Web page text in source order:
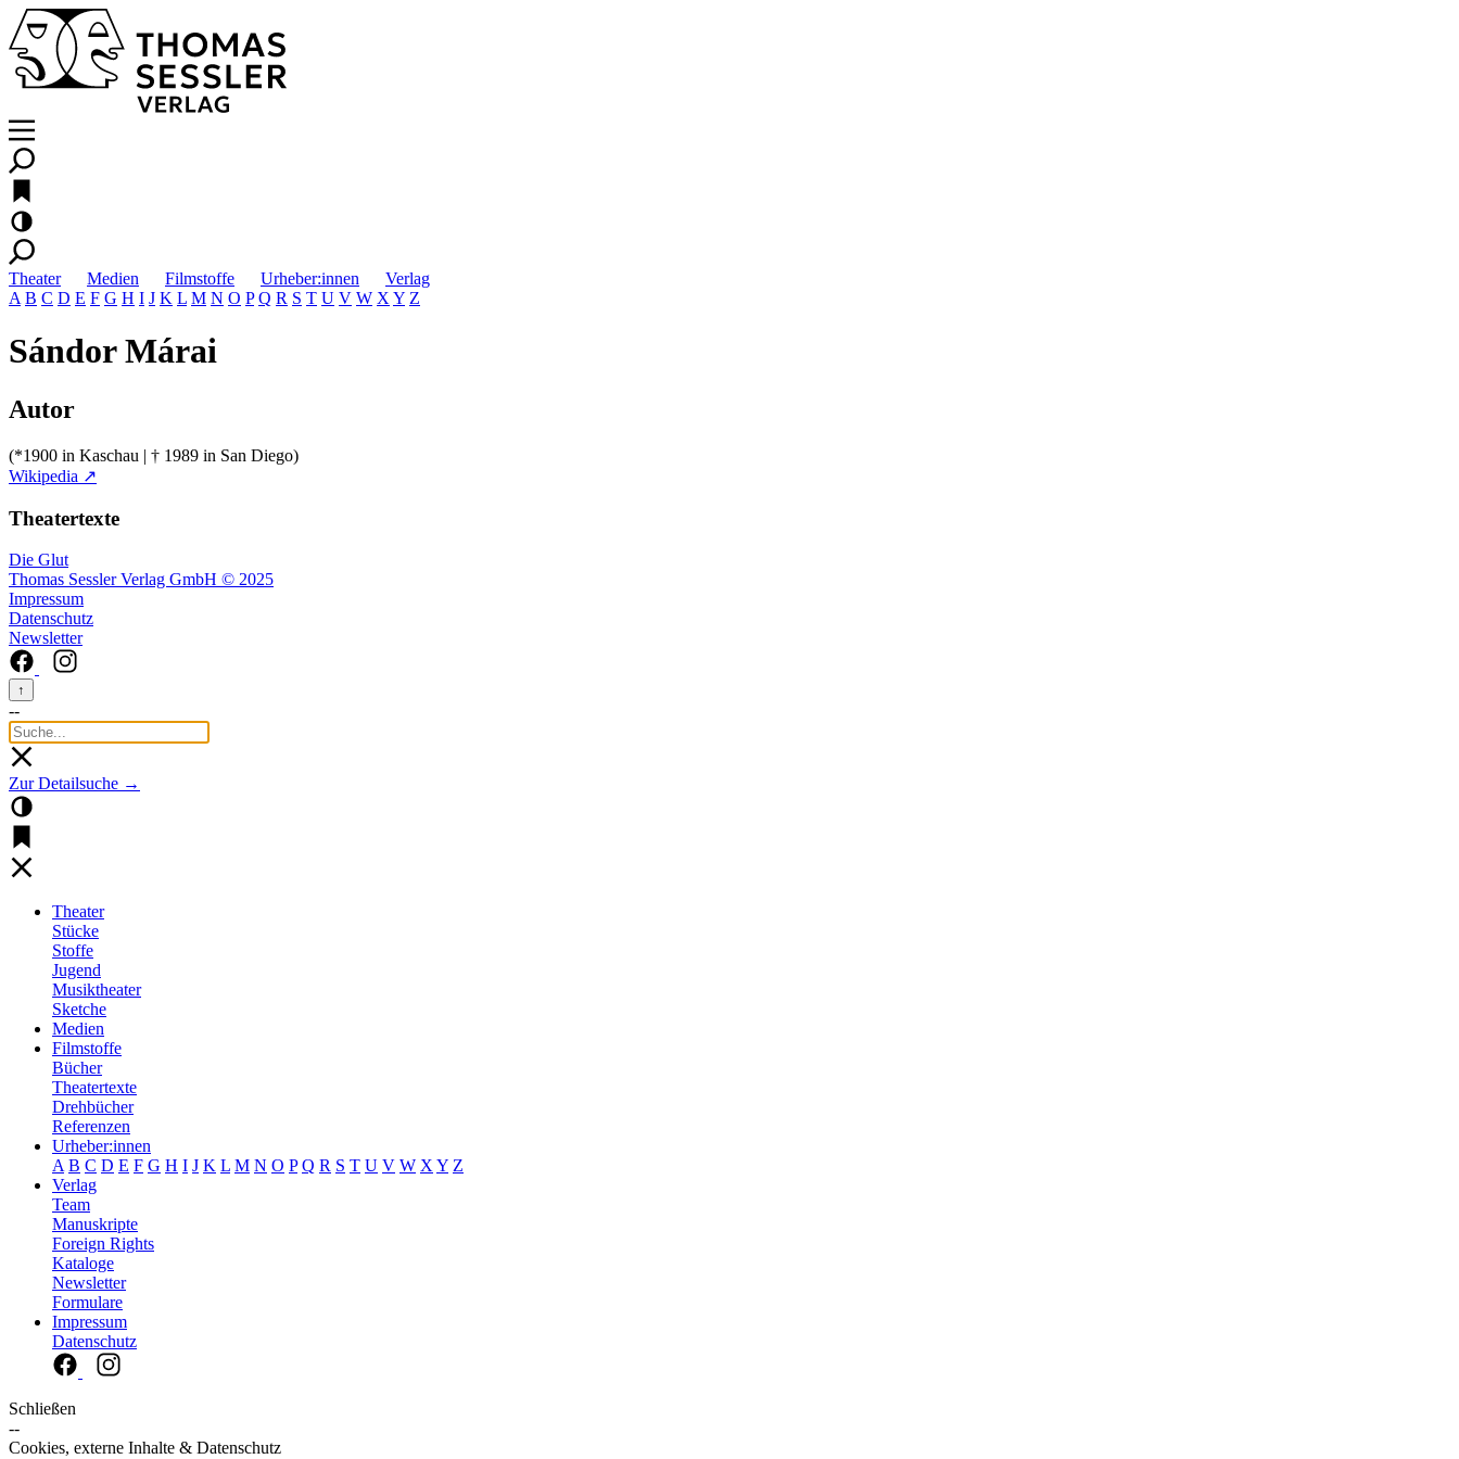
Theater Medien Filmstoffe Urheber:innen
Verlag
A B C D E F G H I J K L M N O P Q R S T U V W X Y Z
Sándor Márai
Autor
(*1900 in Kaschau | † 1989 in San Diego)
Wikipedia ↗
Theatertexte
Die Glut
Thomas Sessler Verlag GmbH © 2025
Impressum
Datenschutz
Newsletter
↑
--
Zur Detailsuche →
Theater
Stücke
Stoffe
Jugend
Musiktheater
Sketche
Medien
Filmstoffe
Bücher
Theatertexte
Drehbücher
Referenzen
Urheber:innen
A B C D E F G H I J K L M N O P Q R S T U V W X Y Z
Verlag
Team
Manuskripte
Foreign Rights
Kataloge
Newsletter
Formulare
Impressum
Datenschutz
Schließen
--
Cookies, externe Inhalte & Datenschutz